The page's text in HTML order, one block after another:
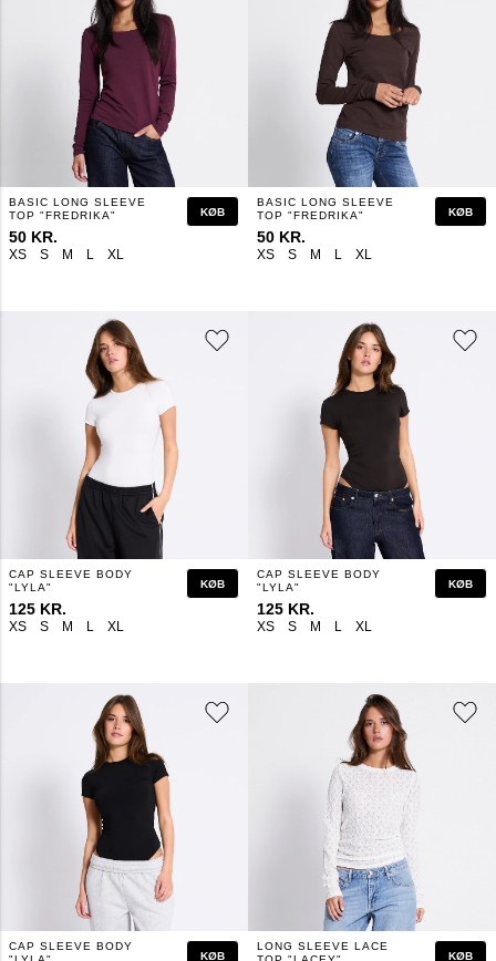
XS S M L XL
BASIC LONG SLEEVE
TOP "FREDRIKA"
50 KR.
KØB
XS S M L XL
BASIC LONG SLEEVE
TOP "FREDRIKA"
50 KR.
KØB
XS S M L XL
CAP SLEEVE BODY
"LYLA"
125 KR.
KØB
XS S M L XL
CAP SLEEVE BODY
"LYLA"
125 KR.
KØB
CAP SLEEVE BODY
KØB
LONG SLEEVE LACE
KØB